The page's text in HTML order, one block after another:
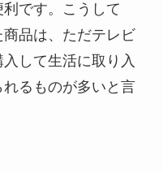
です。こうして
商品は、ただテレビ
して生活に取り入
るものが多いと言